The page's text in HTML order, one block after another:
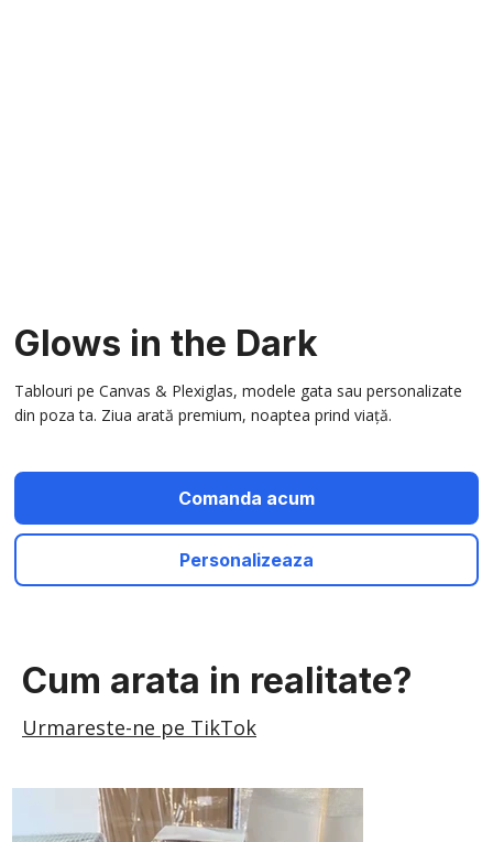
Glows in the Dark
Tablouri pe Canvas & Plexiglas, modele gata sau personalizate
din poza ta. Ziua arată premium, noaptea prind viață.
Comanda acum
Personalizeaza
Cum arata in realitate?
Urmareste-ne pe TikTok